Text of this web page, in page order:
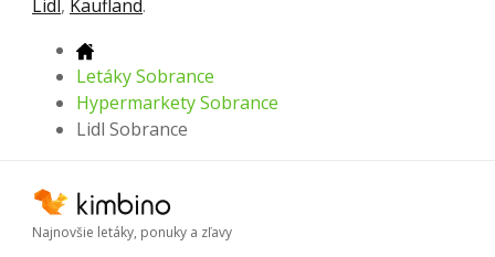
Lidl, Kaufland.
Letáky Sobrance
Hypermarkety Sobrance
Lidl Sobrance
Najnovšie letáky, ponuky a zľavy